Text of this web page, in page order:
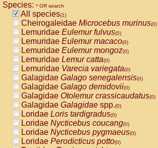
CebidaeCebus capucinus
CebidaeCebus nigrivittatus
CebidaeCebus spp.(0)
CebidaeSaimiri boliviensis(0)
CebidaeSaimiri sciureus(0)
AtelidaeAlouatta caraya(0)
AtelidaeAlouatta fusca(0)
AtelidaeAlouatta seniculus(0)
AtelidaeAlouattaspp.(0)
AtelidaeAteles belzebuth(0)
AtelidaeAteles geoffroyi(0)
AtelidaeAteles paniscus(0)
AtelidaeAtelesspp.(0)
AtelidaeLagothrix lagothricha(0)
AtelidaeLagothrix lagothricha cana
PitheciidaeCacajao calvus
Species: * OR search
All species(1)
Cheirogaleidae Microcebus murinus(0)
Lemuridae Eulemur fulvus(0)
Lemuridae Eulemur macaco(0)
Lemuridae Eulemur mongoz(0)
Lemuridae Lemur catta(0)
Lemuridae Varecia variegata(0)
Galagidae Galago senegalensis(0)
Galagidae Galago demidovii(0)
Galagidae Otolemur crassicaudatus(0)
Galagidae Galagidae spp.(0)
Loridae Loris tardigradus(0)
Loridae Nycticebus coucang(0)
Loridae Nycticebus pygmaeus(0)
Loridae Perodicticus potto(0)